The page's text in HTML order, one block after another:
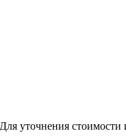
уточнения стоимости